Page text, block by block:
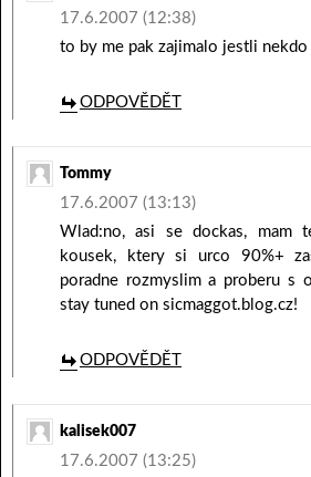
17.6.2007 (12:38)
to by me pak zajimalo jestli
ODPOVĚDĚT
Tommy
17.6.2007 (13:13)
Wlad:no, asi se dockas, mam
kousek, ktery si urco 90%+
poradne rozmyslim a proberu s
stay tuned on sicmaggot.blog.cz!
ODPOVĚDĚT
kalisek007
17.6.2007 (13:25)